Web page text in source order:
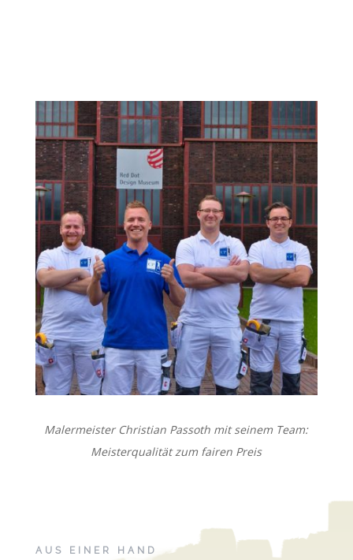
Malermeister Christian Passoth mit seinem Team:
Meisterqualität zum fairen Preis
AUS EINER HAND